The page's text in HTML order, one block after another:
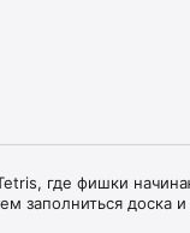
где фишки
заполниться доска